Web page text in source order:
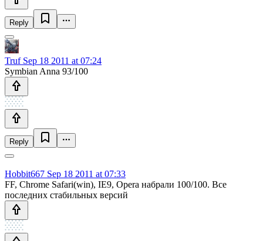
Reply
TrufSep 18 2011 at 07:24
Symbian Anna 93/100
Reply
Hobbit667 Sep 18 2011 at 07:33
FF, Chrome Safari(win), IE9, Opera набрали 100/100. Все
последних стабильных версий